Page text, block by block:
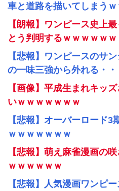
車と道路を描いてしまうｗ
【朗報】ワンピース史上
とう判明するｗｗｗｗｗｗ
【悲報】ワンピースのサ
の一味三強から外れる・・
【画像】平成生まれキッ
いｗｗｗｗｗｗｗ
【悲報】オーバーロード
ｗｗｗｗｗｗｗ
【悲報】萌え麻雀漫画の
ｗｗｗｗｗｗ
【悲報】人気漫画ワンピ